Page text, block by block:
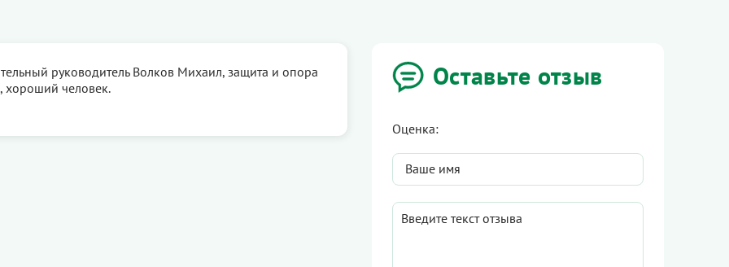
Оставьте отзыв
Оценка:
руководитель Волков Михаил, защита и опора
хороший человек.